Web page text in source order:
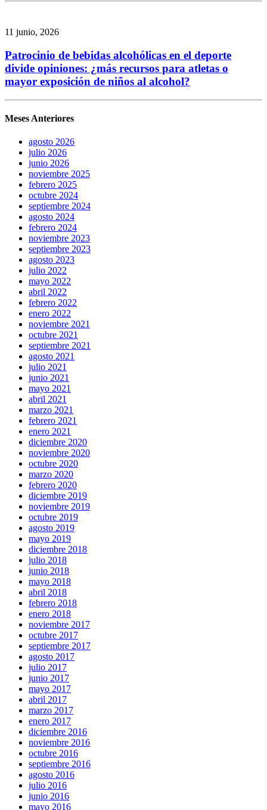
11 junio, 2026
Patrocinio de bebidas alcohólicas en el deporte
divide opiniones: ¿más recursos para atletas o
mayor exposición de niños al alcohol?
Meses Anteriores
agosto 2026
julio 2026
junio 2026
noviembre 2025
febrero 2025
octubre 2024
septiembre 2024
agosto 2024
febrero 2024
noviembre 2023
septiembre 2023
agosto 2023
julio 2022
mayo 2022
abril 2022
febrero 2022
enero 2022
noviembre 2021
octubre 2021
septiembre 2021
agosto 2021
julio 2021
junio 2021
mayo 2021
abril 2021
marzo 2021
febrero 2021
enero 2021
diciembre 2020
noviembre 2020
octubre 2020
marzo 2020
febrero 2020
diciembre 2019
noviembre 2019
octubre 2019
agosto 2019
mayo 2019
diciembre 2018
julio 2018
junio 2018
mayo 2018
abril 2018
febrero 2018
enero 2018
noviembre 2017
octubre 2017
septiembre 2017
agosto 2017
julio 2017
junio 2017
mayo 2017
abril 2017
marzo 2017
enero 2017
diciembre 2016
noviembre 2016
octubre 2016
septiembre 2016
agosto 2016
julio 2016
junio 2016
mayo 2016